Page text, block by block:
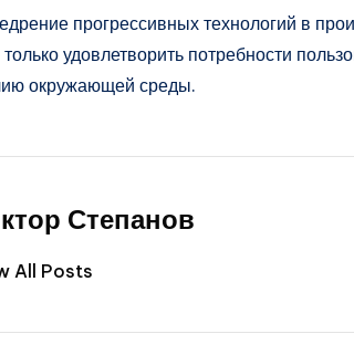
прогрессивных технологий в
удовлетворить потребности
окружающей среды.
Степанов
All Posts